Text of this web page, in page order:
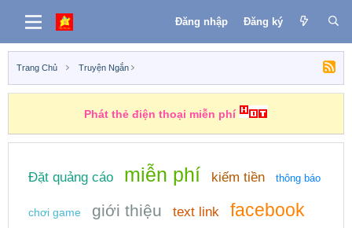
Đăng nhập Đăng ký
Trang Chủ Truyện Ngắn
Phát thẻ điện thoại miễn phí
Đặt quảng cáo miễn phí kiếm tiền thông báo
chơi game giới thiệu text link
facebook